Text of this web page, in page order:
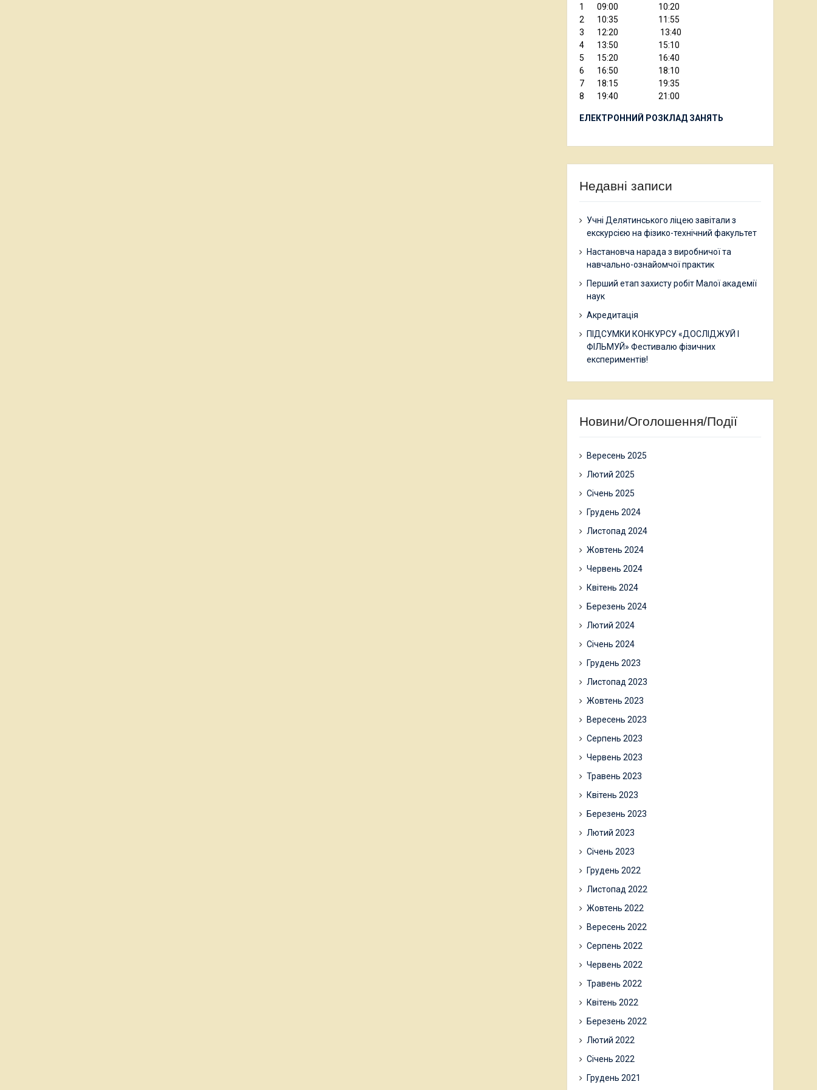
1 09:00 10:20
2 10:35 11:55
3 12:20 13:40
4 13:50 15:10
5 15:20 16:40
6 16:50 18:10
7 18:15 19:35
8 19:40 21:00
ЕЛЕКТРОННИЙ РОЗКЛАД ЗАНЯТЬ
Недавні записи
Учні Делятинського ліцею завітали з
екскурсією на фізико-технічний факультет
Настановча нарада з виробничої та
навчально-ознайомчої практик
Перший етап захисту робіт Малої академії
наук
Акредитація
ПІДСУМКИ КОНКУРСУ «ДОСЛІДЖУЙ І
ФІЛЬМУЙ» Фестивалю фізичних
експериментів!
Новини/Оголошення/Події
Вересень 2025
Лютий 2025
Січень 2025
Грудень 2024
Листопад 2024
Жовтень 2024
Червень 2024
Квітень 2024
Березень 2024
Лютий 2024
Січень 2024
Грудень 2023
Листопад 2023
Жовтень 2023
Вересень 2023
Серпень 2023
Червень 2023
Травень 2023
Квітень 2023
Березень 2023
Лютий 2023
Січень 2023
Грудень 2022
Листопад 2022
Жовтень 2022
Вересень 2022
Серпень 2022
Червень 2022
Травень 2022
Квітень 2022
Березень 2022
Лютий 2022
Січень 2022
Грудень 2021